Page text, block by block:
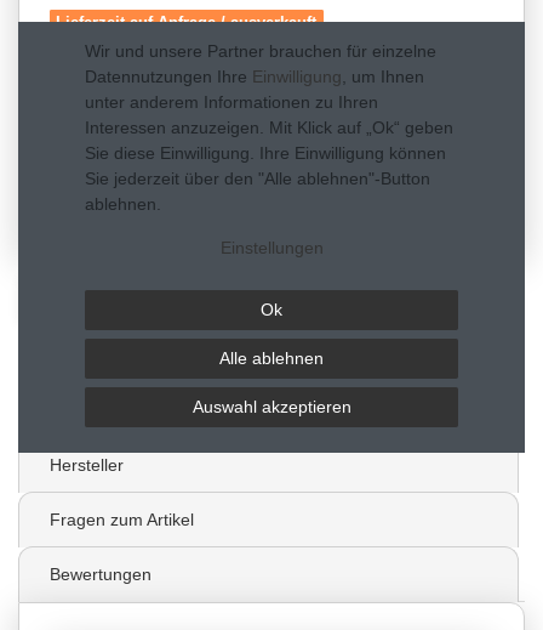
Lieferzeit auf Anfrage / ausverkauft
In den Warenkorb
* inkl. ges. MwSt. zzgl.
Versandkosten
Wunschliste
Hersteller
Fragen zum Artikel
Bewertungen
Wir und unsere Partner brauchen für einzelne
Datennutzungen Ihre Einwilligung, um Ihnen
unter anderem Informationen zu Ihren
Interessen anzuzeigen. Mit Klick auf „Ok“ geben
Sie diese Einwilligung. Ihre Einwilligung können
Sie jederzeit über den "Alle ablehnen"-Button
ablehnen.
Einstellungen
Ok
Alle ablehnen
Auswahl akzeptieren